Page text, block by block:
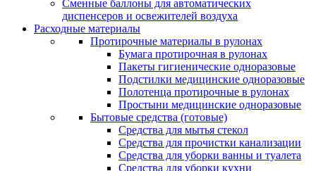
Сменные баллоны для автоматических
диспенсеров и освежителей воздуха
Расходные материалы
Протирочные материалы в рулонах
Бумага протирочная в рулонах
Пакеты гигиенические одноразовые
Подстилки медицинские одноразовые
Полотенца протирочные в рулонах
Простыни медицинские одноразовые
Бытовые средства (готовые)
Средства для мытья стекол
Средства для прочистки канализации
Средства для уборки ванны и туалета
Средства для уборки кухни